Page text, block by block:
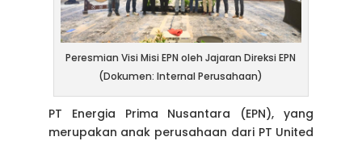
Peresmian Visi Misi EPN oleh Jajaran Direksi EPN
(Dokumen: Internal Perusahaan)
PT Energia Prima Nusantara (EPN), yang
merupakan anak perusahaan dari PT United